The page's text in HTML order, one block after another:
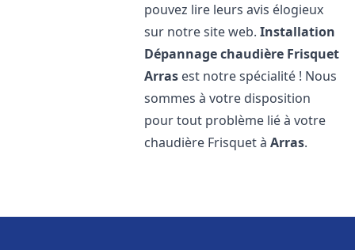
pouvez lire leurs avis élogieux
sur notre site web.Installation
Dépannage chaudière Frisquet
Arras est notre spécialité ! Nous
sommes à votre disposition
pour tout problème lié à votre
chaudière Frisquet àArras.